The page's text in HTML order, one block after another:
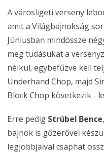
A városligeti verseny
amit a Világbajnokság
Júniusban mindössze
meg tudásukat a
nélkül, egybefűzve kell
Underhand Chop, majd
Block Chop következik -
Erre pedig Strúbel Bence
bajnok is gőzerővel
legjobbjaival csaphat